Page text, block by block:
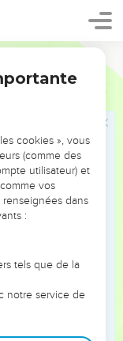
Elle
et esprit, jointures
du cœur
caché à Dieu.
à lui que nous
proclamons. Nous
qui est parvenu
de souffrir
notre grand-prêtre
mais sans
cookies », vous
(comme des
utilisateur) et
vos
dans
:
tels que de la
notre service de